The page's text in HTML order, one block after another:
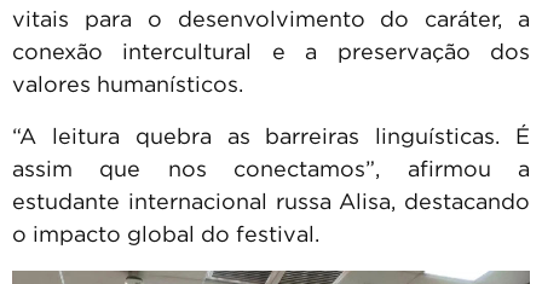
vitais para o desenvolvimento do caráter, a
conexão intercultural e a preservação dos
valores humanísticos.
“A leitura quebra as barreiras linguísticas. É
assim que nos conectamos”, afirmou a
estudante internacional russa Alisa, destacando
o impacto global do festival.